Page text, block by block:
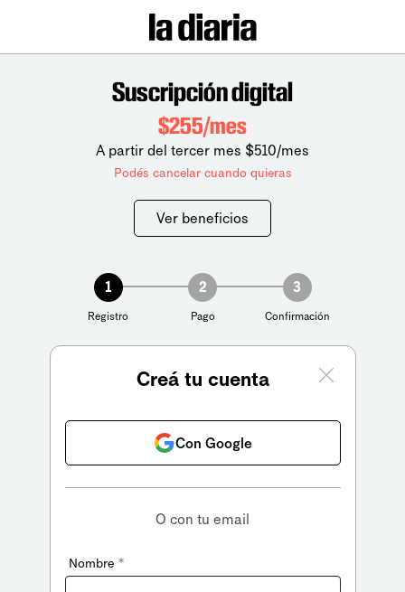
Suscripción digital
$255/mes
A partir del tercer mes $510/mes
Podés cancelar cuando quieras
Ver beneficios
1
Registro
2
Pago
3
Confirmación
Creá tu cuenta
Con Google
O con tu email
Nombre *